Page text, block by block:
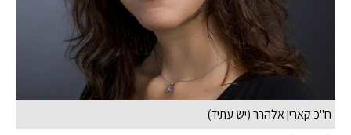
ח"כ קארין אלהרר (יש עתיד)